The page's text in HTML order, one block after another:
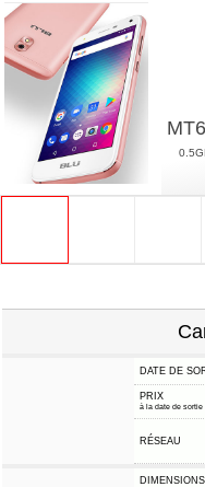
DATE DE
PRIX
à la date de sortie
RÉSEAU
DIMENSIONS